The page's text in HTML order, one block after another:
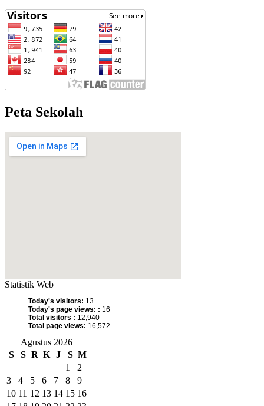
Peta Sekolah
Statistik Web
Today's visitors: 13
Today's page views: : 16
Total visitors : 12,940
Total page views: 16,572
Agustus 2026
S
S R K J S M
1
2
3
4 5 6 7 8
9
10 11 12 13 14 15 16